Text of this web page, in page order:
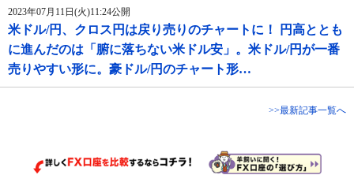
2023年07月11日(火)11:24公開
米ドル/円、クロス円は戻り売りのチャートに！ 円高ととも
に進んだのは「腑に落ちない米ドル安」。米ドル/円が一番
売りやすい形に。豪ドル/円のチャート形…
>>最新記事一覧へ